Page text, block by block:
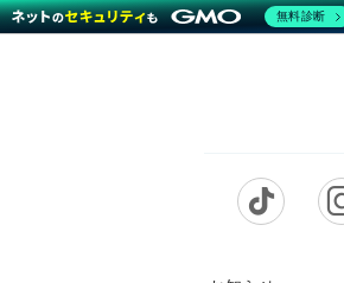
無料診断